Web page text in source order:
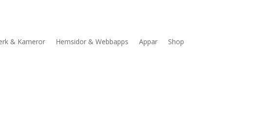
& Kameror Hemsidor & Webbapps Appar Shop